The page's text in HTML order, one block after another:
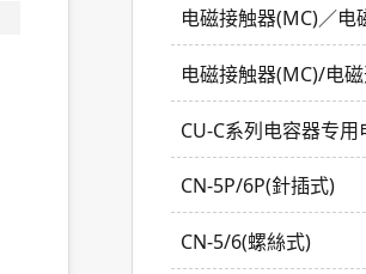
电磁接触器(MC)／电
电磁接触器(MC)/电
CU-C系列电容器专
CN-5P/6P(針插式)
CN-5/6(螺絲式)